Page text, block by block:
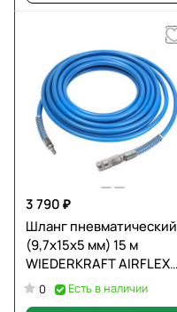
3 790 ₽
Шланг пневматический
(9,7х15х5 мм) 15 м
WIEDERKRAFT AIRFLEX
WDK-65915
0 Есть в наличии